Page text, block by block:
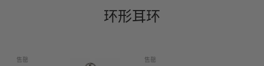
环形耳环
售罄 售罄